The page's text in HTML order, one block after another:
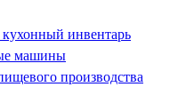
инвентарь
машины
производства